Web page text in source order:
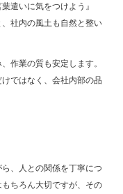
遣いに気をつけよう』
、社内の風土も自然と整い
作業の質も安定します。
ではなく、会社内部の品
、人との関係を丁寧につ
ちろん大切ですが、その